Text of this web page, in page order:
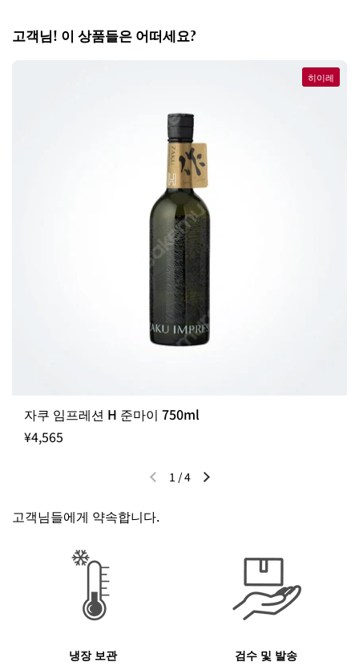
고객님! 이 상품들은 어떠세요?
자쿠 임프레션 H 준마이 750ml
¥4,565
히이레
이전 슬라이드다음 슬라이드
1 /4
고객님들에게 약속합니다.
냉장 보관 검수 및 발송